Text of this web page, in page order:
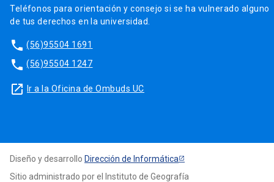
Teléfonos para orientación y consejo si se ha vulnerado alguno
de tus derechos en la universidad.
phone (56)95504 1691
phone (56)95504 1247
launch Ir a la Oficina de Ombuds UC
Diseño y desarrollo Dirección de Informática
Sitio administrado por el Instituto de Geografía